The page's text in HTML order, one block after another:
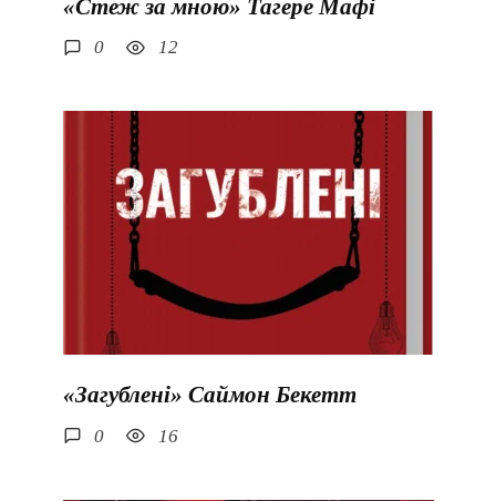
«Стеж за мною» Тагере Мафі
0 12
«Загублені» Саймон Бекетт
0 16